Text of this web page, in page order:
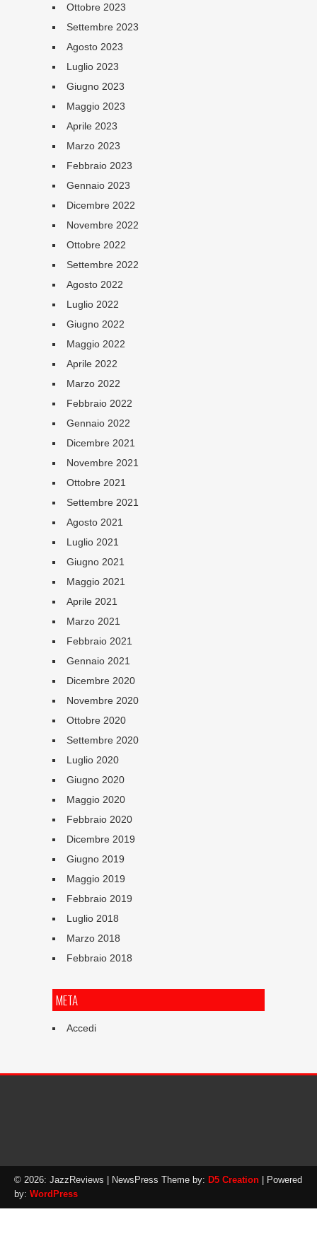
Ottobre 2023
Settembre 2023
Agosto 2023
Luglio 2023
Giugno 2023
Maggio 2023
Aprile 2023
Marzo 2023
Febbraio 2023
Gennaio 2023
Dicembre 2022
Novembre 2022
Ottobre 2022
Settembre 2022
Agosto 2022
Luglio 2022
Giugno 2022
Maggio 2022
Aprile 2022
Marzo 2022
Febbraio 2022
Gennaio 2022
Dicembre 2021
Novembre 2021
Ottobre 2021
Settembre 2021
Agosto 2021
Luglio 2021
Giugno 2021
Maggio 2021
Aprile 2021
Marzo 2021
Febbraio 2021
Gennaio 2021
Dicembre 2020
Novembre 2020
Ottobre 2020
Settembre 2020
Luglio 2020
Giugno 2020
Maggio 2020
Febbraio 2020
Dicembre 2019
Giugno 2019
Maggio 2019
Febbraio 2019
Luglio 2018
Marzo 2018
Febbraio 2018
META
Accedi
© 2026: JazzReviews | NewsPress Theme by: D5 Creation | Powered
by: WordPress